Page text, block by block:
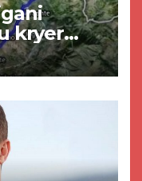
kryer
e
për